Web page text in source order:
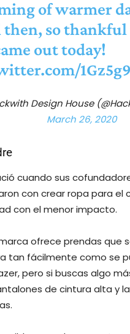
of warmer
so
out today!
Design House
March 26, 2020
cuando sus
con crear ropa para el
con el menor impacto.
ofrece prendas que
tan fácilmente como se
pero si buscas algo
de cintura alta y